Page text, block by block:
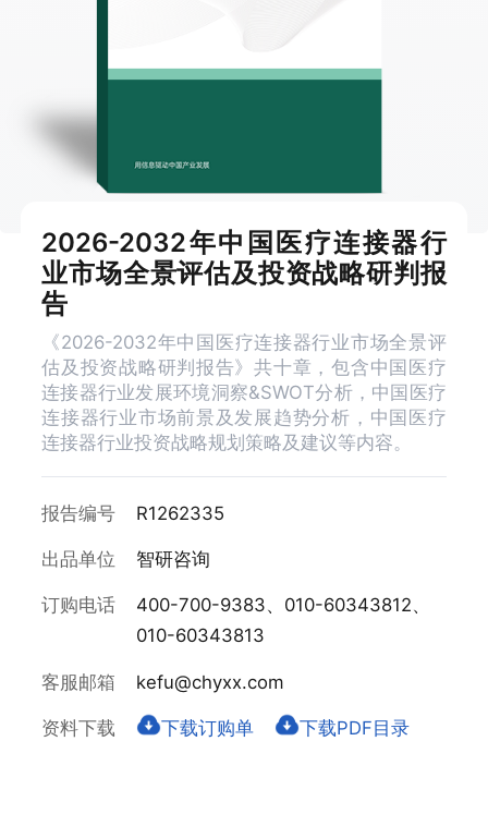
2026-2032年中国医疗连接器行
业市场全景评估及投资战略研判报
告
《2026-2032年中国医疗连接器行业市场全景评
估及投资战略研判报告》共十章，包含中国医疗
连接器行业发展环境洞察&SWOT分析，中国医疗
连接器行业市场前景及发展趋势分析，中国医疗
连接器行业投资战略规划策略及建议等内容。
报告编号 R1262335
出品单位 智研咨询
订购电话
400-700-9383、010-60343812、
010-60343813
客服邮箱 kefu@chyxx.com
资料下载 下载订购单 下载PDF目录